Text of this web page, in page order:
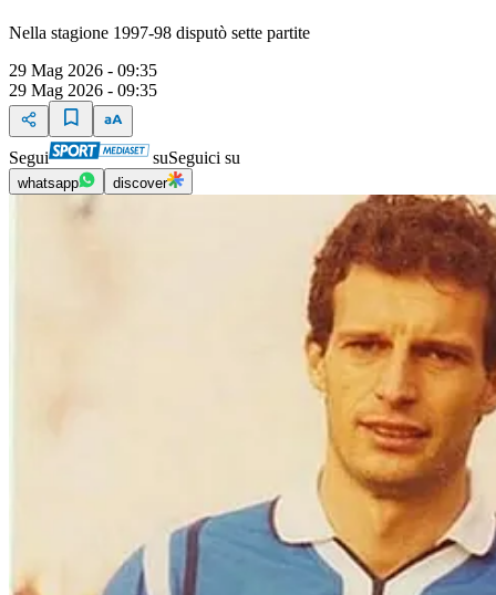
Nella stagione 1997-98 disputò sette partite
29 Mag 2026 - 09:35
29 Mag 2026 - 09:35
Segui suSeguici su
whatsapp discover